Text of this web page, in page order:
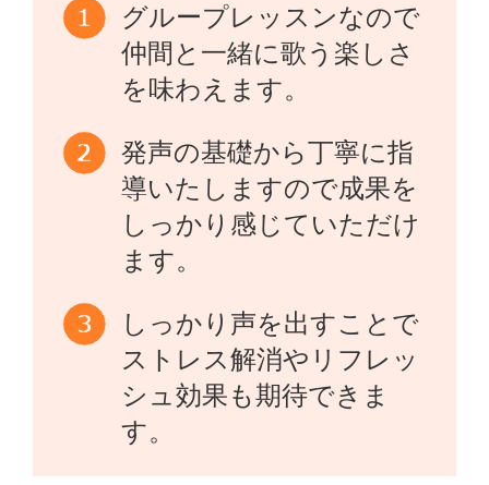
グループレッスンなので
仲間と一緒に歌う楽しさ
を味わえます。
発声の基礎から丁寧に指
導いたしますので成果を
しっかり感じていただけ
ます。
しっかり声を出すことで
ストレス解消やリフレッ
シュ効果も期待できま
す。